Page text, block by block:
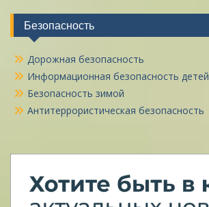
Безопасность
Дорожная безопасность
Информационная безопасность детей
Безопасность зимой
Антитеррористическая безопасность